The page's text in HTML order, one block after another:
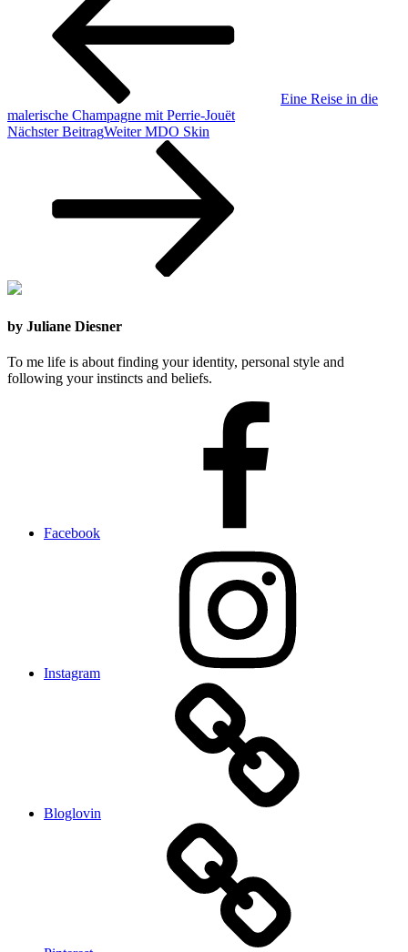
Eine Reise in die
malerische Champagne mit Perrie-Jouët
Nächster BeitragWeiter MDO Skin
by Juliane Diesner
To me life is about finding your identity, personal style and
following your instincts and beliefs.
Facebook
Instagram
Bloglovin